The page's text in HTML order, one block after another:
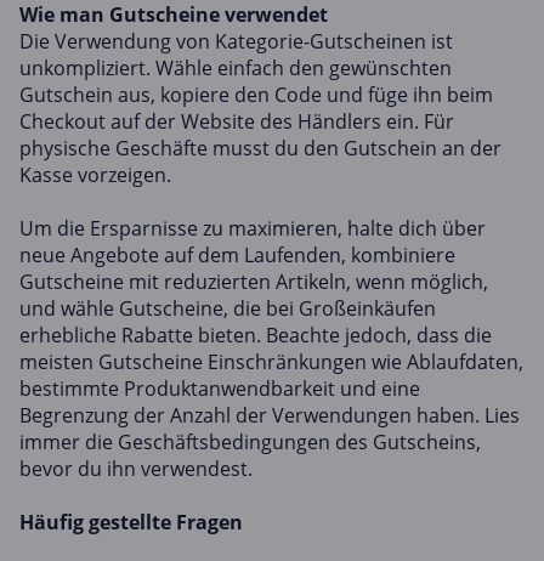
Wie man Gutscheine verwendet
Die Verwendung von Kategorie-Gutscheinen ist
unkompliziert. Wähle einfach den gewünschten
Gutschein aus, kopiere den Code und füge ihn beim
Checkout auf der Website des Händlers ein. Für
physische Geschäfte musst du den Gutschein an der
Kasse vorzeigen.
Um die Ersparnisse zu maximieren, halte dich über
neue Angebote auf dem Laufenden, kombiniere
Gutscheine mit reduzierten Artikeln, wenn möglich,
und wähle Gutscheine, die bei Großeinkäufen
erhebliche Rabatte bieten. Beachte jedoch, dass die
meisten Gutscheine Einschränkungen wie Ablaufdaten,
bestimmte Produktanwendbarkeit und eine
Begrenzung der Anzahl der Verwendungen haben. Lies
immer die Geschäftsbedingungen des Gutscheins,
bevor du ihn verwendest.
Häufig gestellte Fragen